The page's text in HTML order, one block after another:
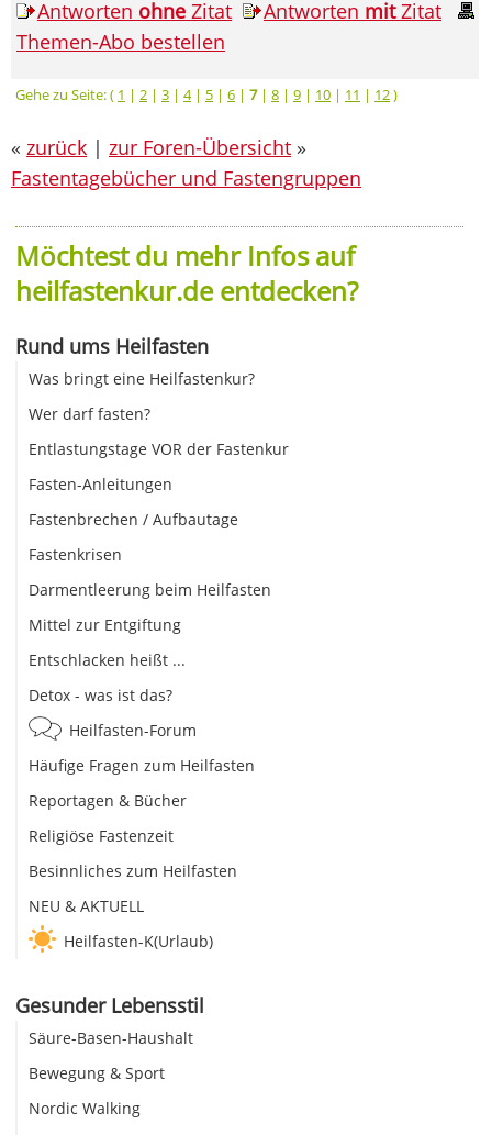
Antworten ohne Zitat Antworten mitZitat
Themen-Abo bestellen
Gehe zu Seite: ( 1 | 2 | 3 | 4| 5 | 6 | 7| 8 | 9 | 10 | 11 | 12)
« zurück | zur Foren-Übersicht »
Fastentagebücher und Fastengruppen
Möchtest du mehr Infos auf
heilfastenkur.de entdecken?
Rund ums Heilfasten
Was bringt eine Heilfastenkur?
Wer darf fasten?
Entlastungstage VOR der Fastenkur
Fasten-Anleitungen
Fastenbrechen / Aufbautage
Fastenkrisen
Darmentleerung beim Heilfasten
Mittel zur Entgiftung
Entschlacken heißt ...
Detox - was ist das?
Heilfasten-Forum
Häufige Fragen zum Heilfasten
Reportagen & Bücher
Religiöse Fastenzeit
Besinnliches zum Heilfasten
NEU & AKTUELL
Heilfasten-K(Urlaub)
Gesunder Lebensstil
Säure-Basen-Haushalt
Bewegung & Sport
Nordic Walking